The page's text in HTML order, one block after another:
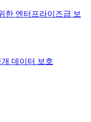
한 엔터프라이즈급 보
데이터 보호